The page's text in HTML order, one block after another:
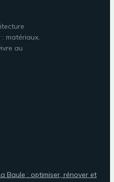
matériaux,
au
Baule : optimiser, rénover et